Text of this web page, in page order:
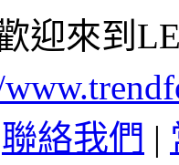
迎來到
聯絡我們 |